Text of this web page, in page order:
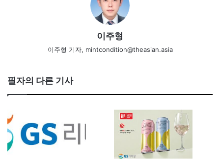
이주형
이주형 기자, mintcondition@theasian.asia
필자의 다른 기사